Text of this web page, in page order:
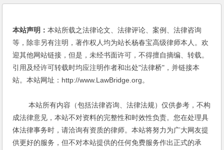
本站声明：本站所载之法律论文、法律评论、案例、法律咨询
等，除非另有注明，著作权人均为站长杨春宝高级律师本人。欢
迎其他网站链接，但是，未经书面许可，不得擅自摘编、转载。
引用及经许可转载时均应注明作者和出处"法律桥"，并链接本
站。本站网址：http://www.LawBridge.org。
本站所有内容（包括法律咨询、法律法规）仅供参考，不构
成法律意见，本站不对资料的完整性和时效性负责。您在处理具
体法律事务时，请洽询有资质的律师。本站将努力为广大网友提
供更好的服务，但不对本站提供的任何免费服务作出正式的承